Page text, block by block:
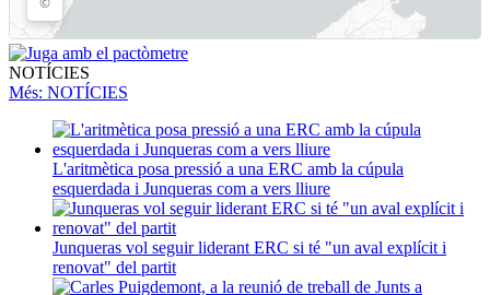
NOTÍCIES
Més: NOTÍCIES
L'aritmètica posa pressió a una ERC amb la cúpula
esquerdada i Junqueras com a vers lliure
Junqueras vol seguir liderant ERC si té "un aval explícit i
renovat" del partit